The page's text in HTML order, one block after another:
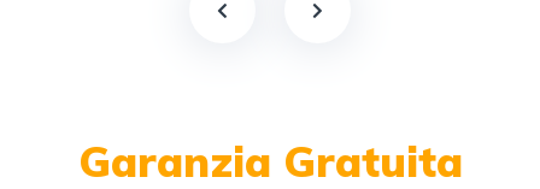
Garanzia Gratuita